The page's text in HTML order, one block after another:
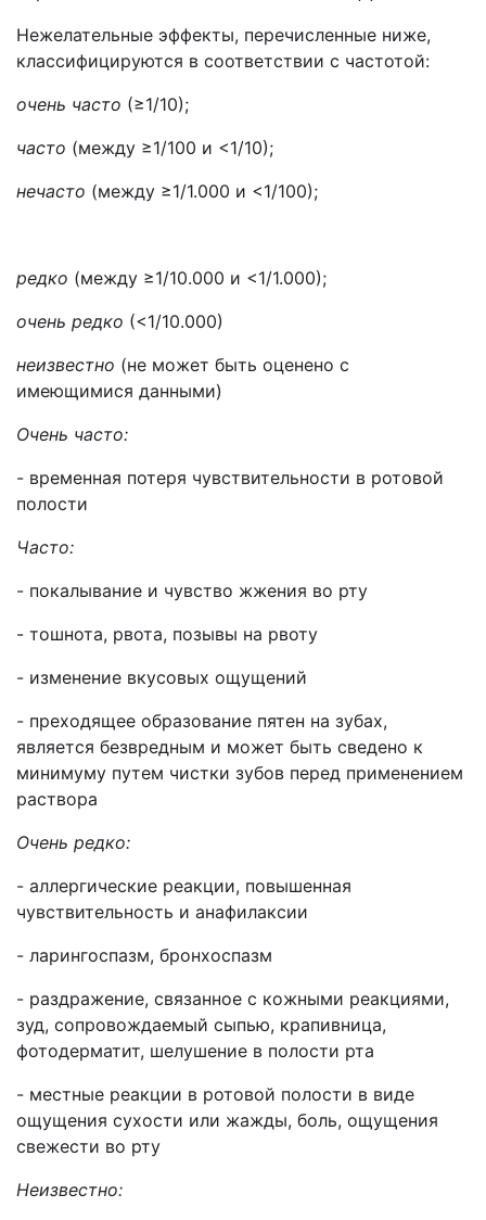
Нежелательные эффекты, перечисленные ниже,
классифицируются в соответствии с частотой:
очень часто (≥1/10);
часто (между ≥1/100 и <1/10);
нечасто (между ≥1/1.000 и <1/100);
редко (между ≥1/10.000 и <1/1.000);
очень редко (<1/10.000)
неизвестно (не может быть оценено с
имеющимися данными)
Очень часто:
- временная потеря чувствительности в ротовой
полости
Часто:
- покалывание и чувство жжения во рту
- тошнота, рвота, позывы на рвоту
- изменение вкусовых ощущений
- преходящее образование пятен на зубах,
является безвредным и может быть сведено к
минимуму путем чистки зубов перед применением
раствора
Очень редко:
- аллергические реакции, повышенная
чувствительность и анафилаксии
- ларингоспазм, бронхоспазм
- раздражение, связанное с кожными реакциями,
зуд, сопровождаемый сыпью, крапивница,
фотодерматит, шелушение в полости рта
- местные реакции в ротовой полости в виде
ощущения сухости или жажды, боль, ощущения
свежести во рту
Неизвестно: